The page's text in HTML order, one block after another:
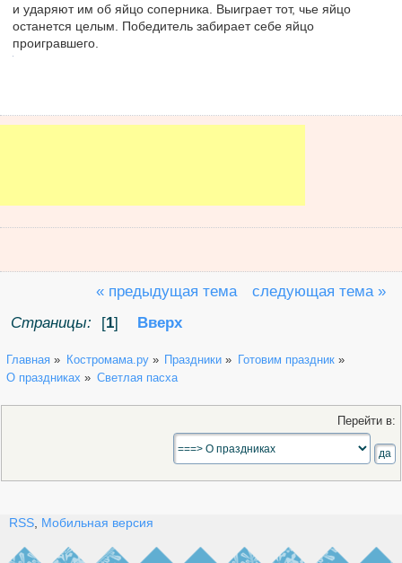
и ударяют им об яйцо соперника. Выиграет тот, чье яйцо
останется целым. Победитель забирает себе яйцо
проигравшего.
« предыдущая тема
следующая тема »
Страницы:
[1] Вверх
Главная » Костромама.ру» Праздники » Готовим праздник»
О праздниках » Светлая пасха
Перейти в:
RSS Мобильная версия